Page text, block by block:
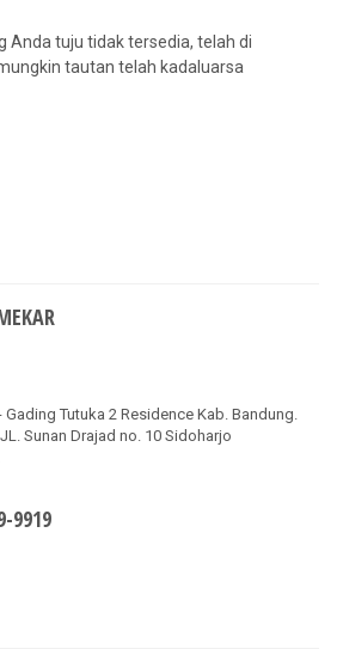
Anda tuju tidak tersedia, telah di
tautan telah kadaluarsa
Gading Tutuka 2 Residence Kab. Bandung.
Sunan Drajad no. 10 Sidoharjo
9919